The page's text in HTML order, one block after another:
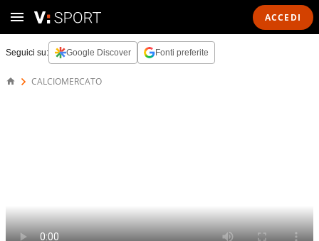
ACCEDI
Seguici su: Google Discover Fonti preferite
CALCIOMERCATO